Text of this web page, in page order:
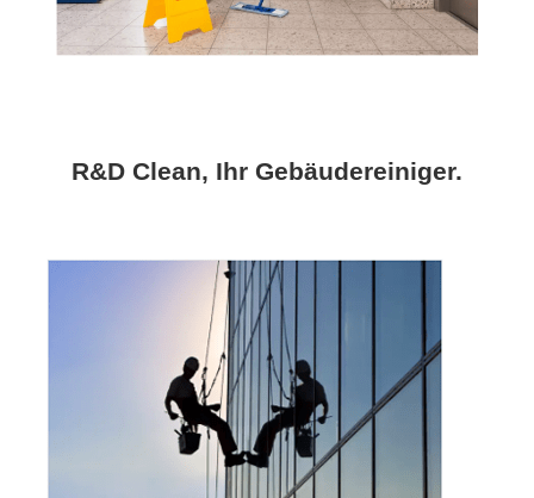
R&D Clean, Ihr Gebäudereiniger.